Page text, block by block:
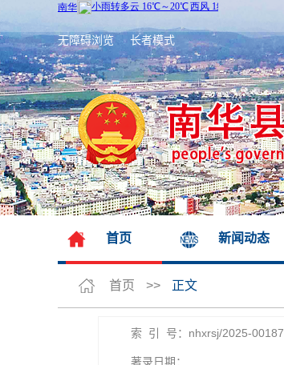
无障碍浏览 长者模式
首页 新闻动态
首页 >> 正文
索 引 号：nhxrsj/2025-00187
著录日期：